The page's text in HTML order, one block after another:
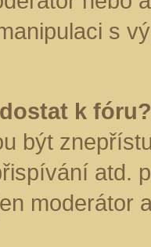
s
k fóru?
být
atd.
moderátor